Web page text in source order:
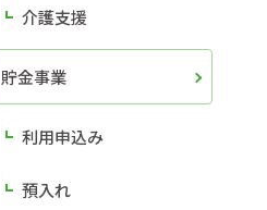
介護支援
貯金事業
利用申込み
預入れ